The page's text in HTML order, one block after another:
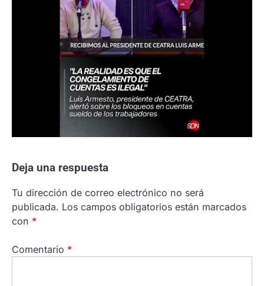
Deja una respuesta
Tu dirección de correo electrónico no será
publicada. Los campos obligatorios están marcados
con *
Comentario *